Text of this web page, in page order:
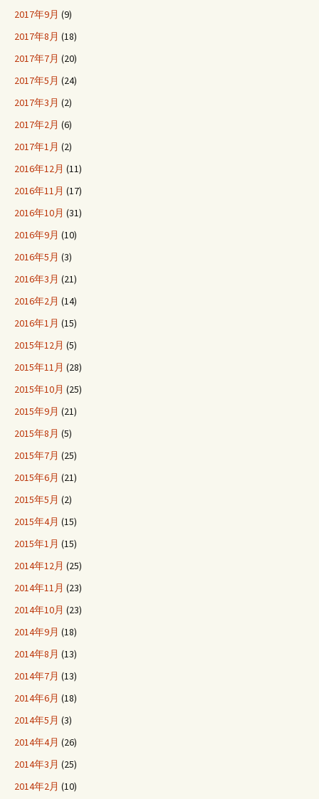
2017年9月 (9)
2017年8月 (18)
2017年7月 (20)
2017年5月 (24)
2017年3月 (2)
2017年2月 (6)
2017年1月 (2)
2016年12月 (11)
2016年11月 (17)
2016年10月 (31)
2016年9月 (10)
2016年5月 (3)
2016年3月 (21)
2016年2月 (14)
2016年1月 (15)
2015年12月 (5)
2015年11月 (28)
2015年10月 (25)
2015年9月 (21)
2015年8月 (5)
2015年7月 (25)
2015年6月 (21)
2015年5月 (2)
2015年4月 (15)
2015年1月 (15)
2014年12月 (25)
2014年11月 (23)
2014年10月 (23)
2014年9月 (18)
2014年8月 (13)
2014年7月 (13)
2014年6月 (18)
2014年5月 (3)
2014年4月 (26)
2014年3月 (25)
2014年2月 (10)